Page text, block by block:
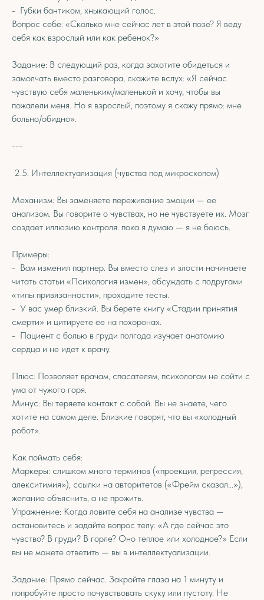
- Губки бантиком, хныкающий голос.
Вопрос себе: «Сколько мне сейчас лет в этой позе? Я веду
себя как взрослый или как ребенок?»
Задание: В следующий раз, когда захотите обидеться и
замолчать вместо разговора, скажите вслух: «Я сейчас
чувствую себя маленьким/маленькой и хочу, чтобы вы
пожалели меня. Но я взрослый, поэтому я скажу прямо: мне
больно/обидно».
---
2.5. Интеллектуализация (чувства под микроскопом)
Механизм: Вы заменяете переживание эмоции — ее
анализом. Вы говорите о чувствах, но не чувствуете их. Мозг
создает иллюзию контроля: пока я думаю — я не боюсь.
Примеры:
- Вам изменил партнер. Вы вместо слез и злости начинаете
читать статьи «Психология измен», обсуждать с подругами
«типы привязанности», проходите тесты.
- У вас умер близкий. Вы берете книгу «Стадии принятия
смерти» и цитируете ее на похоронах.
- Пациент с болью в груди полгода изучает анатомию
сердца и не идет к врачу.
Плюс: Позволяет врачам, спасателям, психологам не сойти с
ума от чужого горя.
Минус: Вы теряете контакт с собой. Вы не знаете, чего
хотите на самом деле. Близкие говорят, что вы «холодный
робот».
Как поймать себя:
Маркеры: слишком много терминов («проекция, регрессия,
алекситимия»), ссылки на авторитетов («Фрейм сказал...»),
желание объяснить, а не прожить.
Упражнение: Когда ловите себя на анализе чувства —
остановитесь и задайте вопрос телу: «А где сейчас это
чувство? В груди? В горле? Оно теплое или холодное?» Если
вы не можете ответить — вы в интеллектуализации.
Задание: Прямо сейчас. Закройте глаза на 1 минуту и
попробуйте просто почувствовать скуку или пустоту. Не